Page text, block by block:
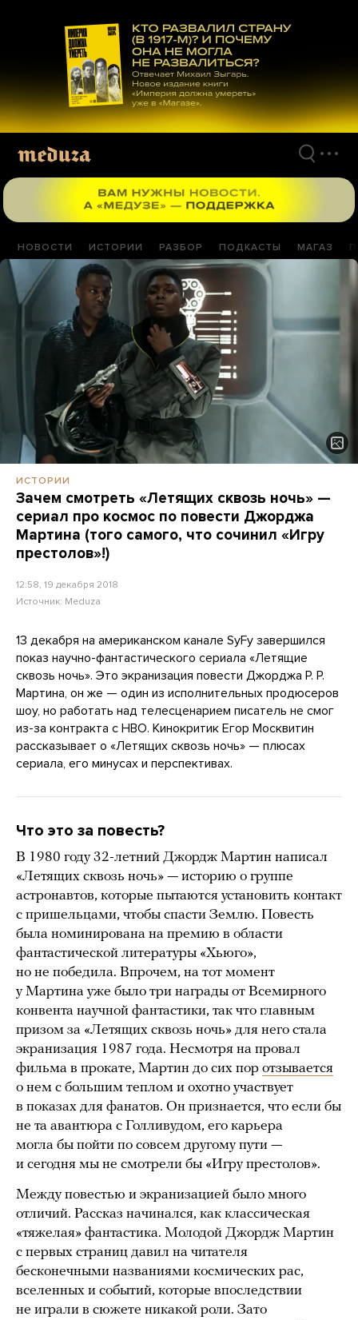
материалам
НОВОСТИ ИСТОРИИ РАЗБОР ПОДКАСТЫ МАГАЗ
ИСТОРИИ
Зачем смотреть «Летящих сквозь ночь» —
сериал про космос по повести Джорджа
Мартина (того самого, что сочинил «Игру
престолов»!)
12:58, 19 декабря 2018
Источник: Meduza
13 декабря на американском канале SyFy завершился
показ научно-фантастического сериала «Летящие
сквозь ночь». Это экранизация повести Джорджа Р. Р.
Мартина, он же — один из исполнительных продюсеров
шоу, но работать над телесценарием писатель не смог
из-за контракта с HBO. Кинокритик Егор Москвитин
рассказывает о «Летящих сквозь ночь» — плюсах
сериала, его минусах и перспективах.
Что это за повесть?
В 1980 году 32-летний Джордж Мартин написал
«Летящих сквозь ночь» — историю о группе
астронавтов, которые пытаются установить контакт
с пришельцами, чтобы спасти Землю. Повесть
была номинирована на премию в области
фантастической литературы «Хьюго»,
но не победила. Впрочем, на тот момент
у Мартина уже было три награды от Всемирного
конвента научной фантастики, так что главным
призом за «Летящих сквозь ночь» для него стала
экранизация 1987 года. Несмотря на провал
фильма в прокате, Мартин до сих пор отзывается
о нем с большим теплом и охотно участвует
в показах для фанатов. Он признается, что если бы
не та авантюра с Голливудом, его карьера
могла бы пойти по совсем другому пути —
и сегодня мы не смотрели бы «Игру престолов».
Между повестью и экранизацией было много
отличий. Рассказ начинался, как классическая
«тяжелая» фантастика. Молодой Джордж Мартин
с первых страниц давил на читателя
бесконечными названиями космических рас,
вселенных и событий, которые впоследствии
не играли в сюжете никакой роли. Зато